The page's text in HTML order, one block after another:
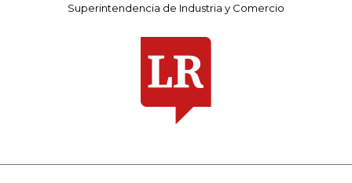
Superintendencia de Industria y Comercio